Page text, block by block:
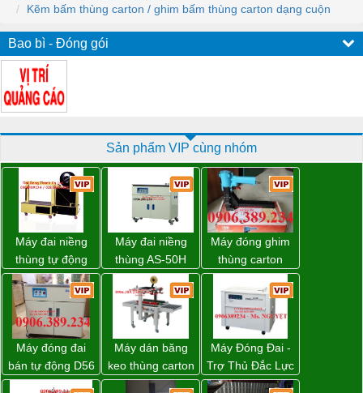
Kẽm bấm thùng carton / ghim bấm thùng carton dạng cuộn
Bao bì - Đóng gói
Sản phẩm VIP cùng nhóm
Máy đai niềng
thùng tự động
DBA-80A Đài
Loan giá rẻ
Máy đai niềng
thùng AS-50H
Wellpack
Máy đóng ghim
thùng carton
dùng khí nén giá
tốt
Máy đóng đai
bán tự động D56
Strapack
Máy dán băng
keo thùng carton
WP-5050RL
Máy Đóng Đai -
Trợ Thủ Đắc Lực
Cho Mọi Doanh